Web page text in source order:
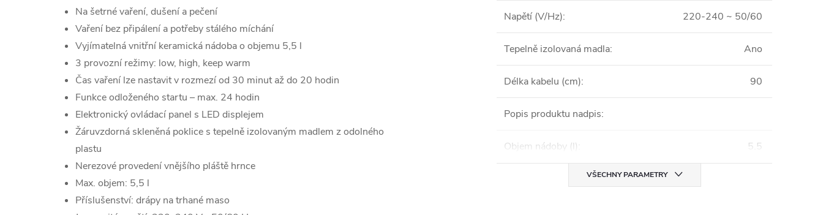
Na šetrné vaření, dušení a pečení
Vaření bez připálení a potřeby stálého míchání
Vyjímatelná vnitřní keramická nádoba o objemu 5,5 l
3 provozní režimy: low, high, keep warm
Čas vaření lze nastavit v rozmezí od 30 minut až do 20 hodin
Funkce odloženého startu – max. 24 hodin
Elektronický ovládací panel s LED displejem
Žáruvzdorná skleněná poklice s tepelně izolovaným madlem z odolného
plastu
Nerezové provedení vnějšího pláště hrnce
Max. objem: 5,5 l
Příslušenství: drápy na trhané maso
Napětí (V/Hz): 220-240 ~ 50/60
Tepelně izolovaná madla: Ano
Délka kabelu (cm): 90
Popis produktu nadpis:
Objem nádoby (l): 5.5
VŠECHNY PARAMETRY